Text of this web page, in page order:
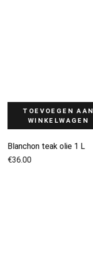
TOEVOEGEN AAN
WINKELWAGEN
Blanchon teak olie 1 L
€36.00